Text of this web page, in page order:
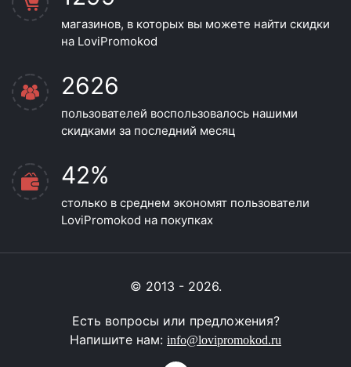
магазинов, в которых вы можете найти скидки
на LoviPromokod
2626
пользователей воспользовалось нашими
скидками за последний месяц
42%
столько в среднем экономят пользователи
LoviPromokod на покупках
© 2013 - 2026.
Есть вопросы или предложения?
Напишите нам: info@lovipromokod.ru